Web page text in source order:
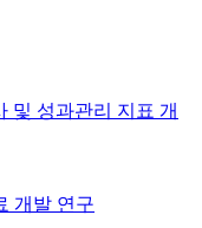
및 성과관리 지표 개
개발 연구